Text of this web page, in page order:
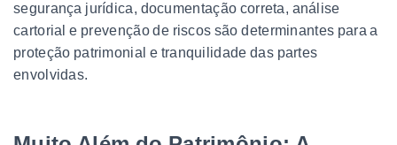
segurança jurídica, documentação correta, análise
cartorial e prevenção de riscos são determinantes para a
proteção patrimonial e tranquilidade das partes
envolvidas.